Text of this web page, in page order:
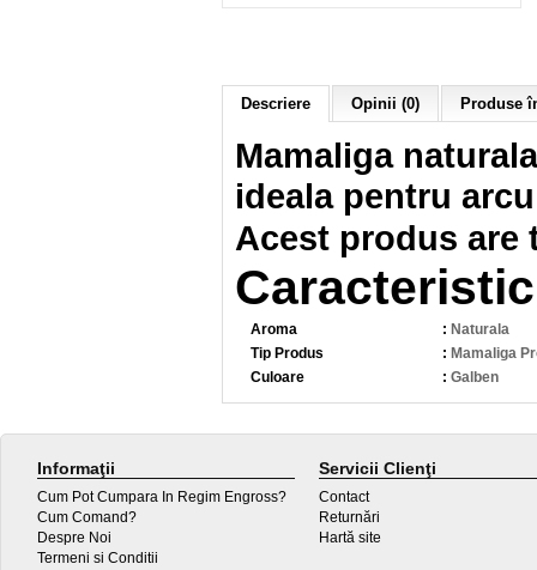
Descriere Opinii (0) Produse
Mamaliga
ideala pentru
Acest produs are
Aroma : Naturala
Tip Produs
: Mamaliga
Culoare
: Galben
Informaţii
Cum Pot Cumpara In Regim Engross?
Cum Comand?
Despre Noi
Termeni si Conditii
Servicii Clienţi
Contact
Returnări
Hartă site